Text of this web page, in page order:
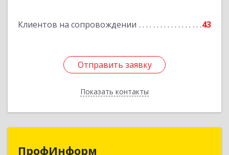
Клиентов на сопровождении 43
Отправить заявку
Показать контакты
Отправить заявку
Назад
ПрофИнформ